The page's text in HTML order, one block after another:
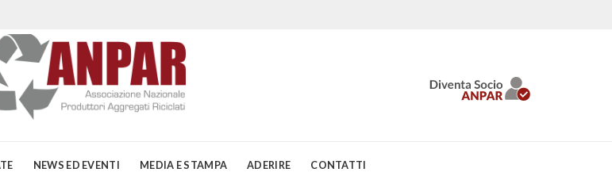
NEWS ED EVENTI MEDIA E STAMPA ADERIRE CONTATTI